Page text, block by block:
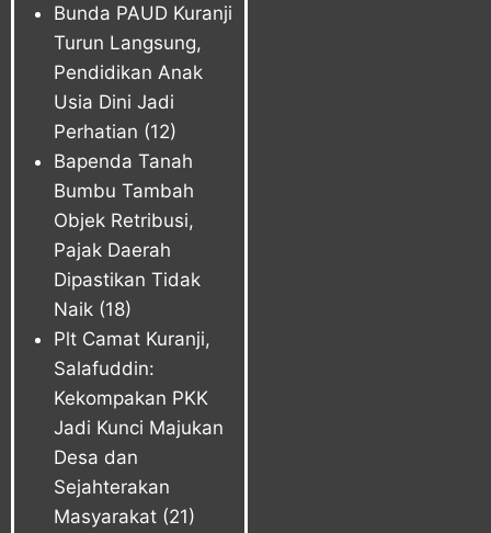
Bunda PAUD Kuranji
Turun Langsung,
Pendidikan Anak
Usia Dini Jadi
Perhatian (12)
Bapenda Tanah
Bumbu Tambah
Objek Retribusi,
Pajak Daerah
Dipastikan Tidak
Naik (18)
Plt Camat Kuranji,
Salafuddin:
Kekompakan PKK
Jadi Kunci Majukan
Desa dan
Sejahterakan
Masyarakat (21)